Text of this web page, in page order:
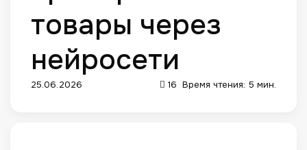
товары через
нейросети
25.06.2026 16 Время чтения: 5 мин.